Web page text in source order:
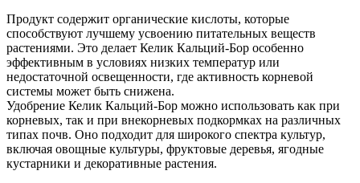
Продукт содержит органические кислоты, которые
способствуют лучшему усвоению питательных веществ
растениями. Это делает Келик Кальций-Бор особенно
эффективным в условиях низких температур или
недостаточной освещенности, где активность корневой
системы может быть снижена.
Удобрение Келик Кальций-Бор можно использовать как при
корневых, так и при внекорневых подкормках на различных
типах почв. Оно подходит для широкого спектра культур,
включая овощные культуры, фруктовые деревья, ягодные
кустарники и декоративные растения.